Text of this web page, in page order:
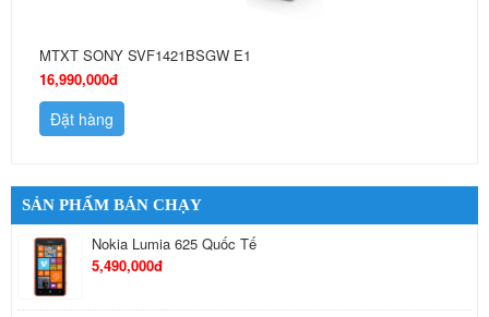
MTXT SONY SVF1421BSGW E1
16,990,000đ
Đặt hàng
SẢN PHẨM BÁN CHẠY
Nokia Lumia 625 Quốc Tế
5,490,000đ